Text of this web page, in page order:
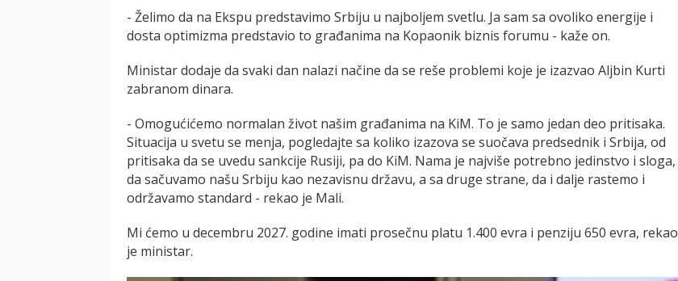
- Želimo da na Ekspu predstavimo Srbiju u najboljem svetlu. Ja sam sa ovoliko energije i
dosta optimizma predstavio to građanima na Kopaonik biznis forumu - kaže on.
Ministar dodaje da svaki dan nalazi načine da se reše problemi koje je izazvao Aljbin Kurti
zabranom dinara.
- Omogućićemo normalan život našim građanima na KiM. To je samo jedan deo pritisaka.
Situacija u svetu se menja, pogledajte sa koliko izazova se suočava predsednik i Srbija, od
pritisaka da se uvedu sankcije Rusiji, pa do KiM. Nama je najviše potrebno jedinstvo i sloga,
da sačuvamo našu Srbiju kao nezavisnu državu, a sa druge strane, da i dalje rastemo i
održavamo standard - rekao je Mali.
Mi ćemo u decembru 2027. godine imati prosečnu platu 1.400 evra i penziju 650 evra, rekao
je ministar.